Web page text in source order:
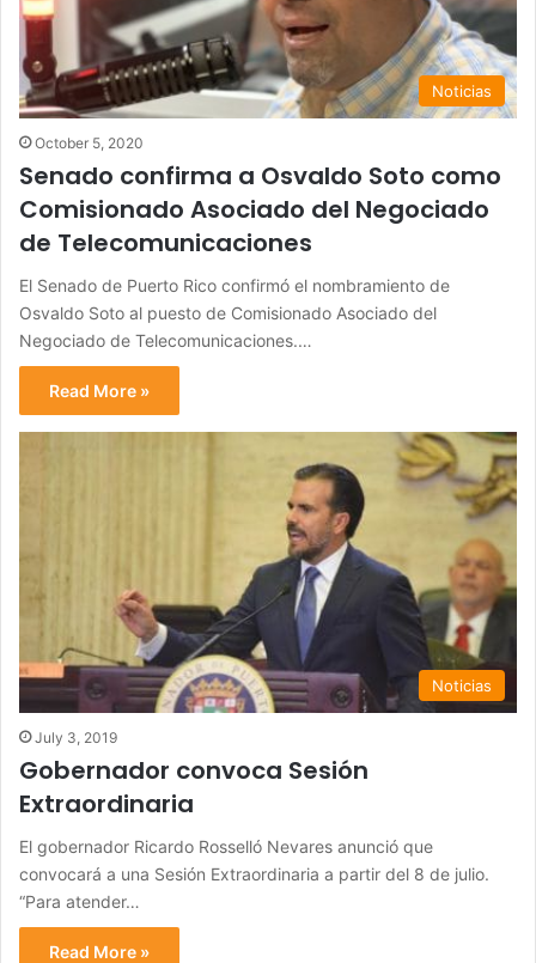
Noticias
October 5, 2020
Senado confirma a Osvaldo Soto como
Comisionado Asociado del Negociado
de Telecomunicaciones
El Senado de Puerto Rico confirmó el nombramiento de
Osvaldo Soto al puesto de Comisionado Asociado del
Negociado de Telecomunicaciones.…
Read More »
Noticias
July 3, 2019
Gobernador convoca Sesión
Extraordinaria
El gobernador Ricardo Rosselló Nevares anunció que
convocará a una Sesión Extraordinaria a partir del 8 de julio.
“Para atender…
Read More »